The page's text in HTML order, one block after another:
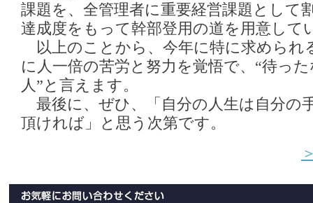
課題を、全管理者に重要経営課題として
達成度をもって幹部登用の道を用意して
以上のことから、今年に特に求められ
に人一倍の苦労と努力を覚悟で、“待っ
人”と言えます。
最後に、ぜひ、「自分の人生は自分の
頂ければ」と思う次第です。